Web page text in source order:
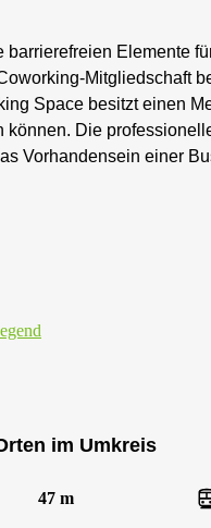
barrierefreien Elemente
Mitgliedschaft
Space besitzt einen
können. Die
Vorhandensein einer
im Umkreis
47 m